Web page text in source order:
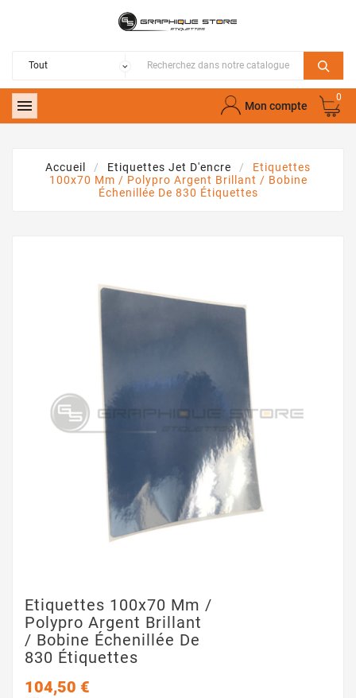
 Mon compte
0
Accueil Etiquettes Jet D'encre
Etiquettes
100x70 Mm / Polypro Argent Brillant / Bobine
Échenillée De 830 Étiquettes
Etiquettes 100x70 Mm /
Polypro Argent Brillant
/ Bobine Échenillée De
830 Étiquettes
104,50 €